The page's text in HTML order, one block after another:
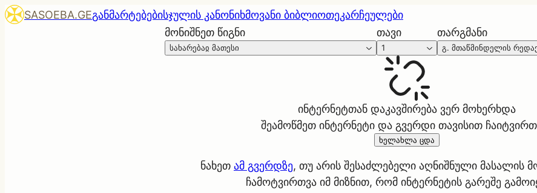
SASOEBA.GEგანმარტებებისჯულის კანონიხმოვანი ბიბლიოთეკარჩეულები
მონიშნეთ წიგნი
სახარებაჲ მათესი
თავი
1
თარგმანი
გ. მთაწმინდელის
ინტერნეტთან დაკავშირება ვერ მოხერხდა
შეამოწმეთ ინტერნეტი და გვერდი თავისით
ხელახლა ცდა
ნახეთ ამ გვერდზე, თუ არის შესაძლებელი აღნიშნული მასალის
ჩამოტვირთვა იმ მიზნით, რომ ინტერნეტის გარეშე